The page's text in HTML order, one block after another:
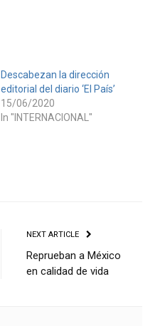
Descabezan la dirección
editorial del diario ‘El País’
15/06/2020
In "INTERNACIONAL"
NEXT ARTICLE
Reprueban a México
en calidad de vida